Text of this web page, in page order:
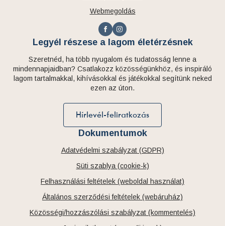
Webmegoldás
Legyél részese a lagom életérzésnek
Szeretnéd, ha több nyugalom és tudatosság lenne a
mindennapjaidban? Csatlakozz közösségünkhöz, és inspiráló
lagom tartalmakkal, kihívásokkal és játékokkal segítünk neked
ezen az úton.
Hírlevél-feliratkozás
Dokumentumok
Adatvédelmi szabályzat (GDPR)
Süti szablya (cookie-k)
Felhasználási feltételek (weboldal használat)
Általános szerződési feltételek (webáruház)
Közösségi/hozzászólási szabályzat (kommentelés)